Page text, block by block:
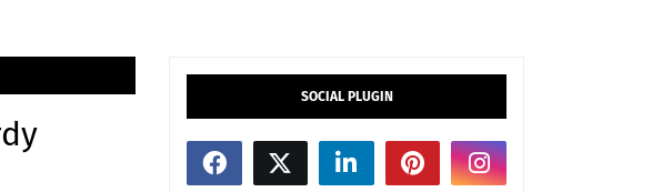
SOCIAL PLUGIN